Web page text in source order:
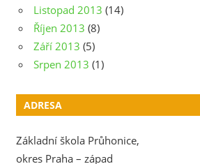
Listopad 2013 (14)
Říjen 2013 (8)
Září 2013 (5)
Srpen 2013 (1)
ADRESA
Základní škola Průhonice,
okres Praha – západ